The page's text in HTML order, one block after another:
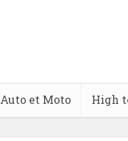
Auto et Moto High